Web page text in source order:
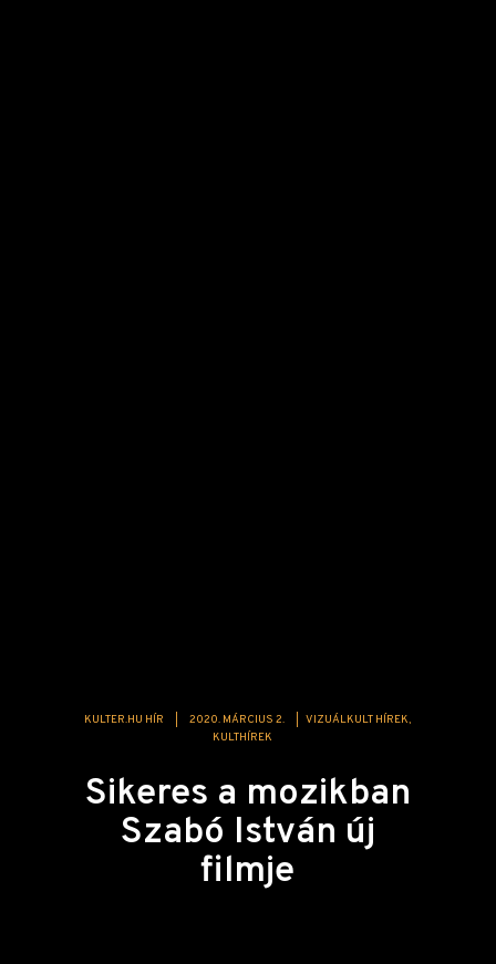
KULTER.HU HÍR 2020. MÁRCIUS 2.
VIZUÁLKULT HÍREK
KULTHÍREK
Sikeres a mozikban
Szabó István új
filmje